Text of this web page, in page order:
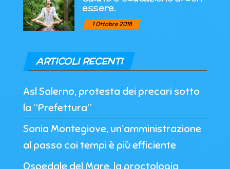
essere.
1 Ottobre 2018
ARTICOLI RECENTI
Asl Salerno, protesta dei precari sotto
la “Prefettura”
Sonia Montegiove, un’amministrazione
al passo coi tempi è più efficiente
Ospedale del Mare, la proctologia